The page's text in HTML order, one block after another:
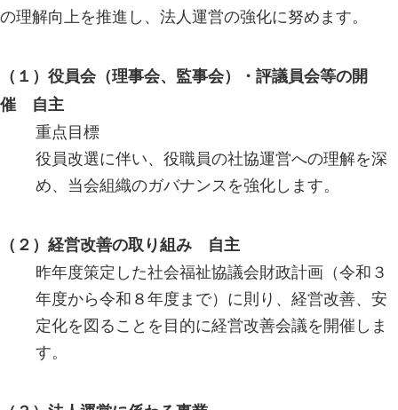
の理解向上を推進し、法人運営の強化に努めます。
（１）役員会（理事会、監事会）・評議員会等の開
催 自主
重点目標
役員改選に伴い、役職員の社協運営への理解を深
め、当会組織のガバナンスを強化します。
（２）経営改善の取り組み 自主
昨年度策定した社会福祉協議会財政計画（令和３
年度から令和８年度まで）に則り、経営改善、安
定化を図ることを目的に経営改善会議を開催しま
す。